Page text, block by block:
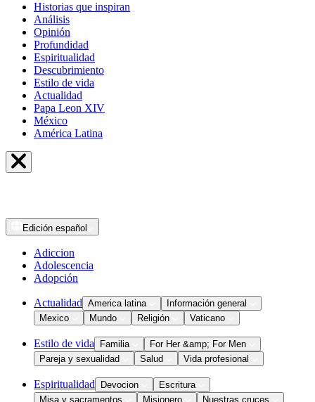
Historias que inspiran
Análisis
Opinión
Profundidad
Espiritualidad
Descubrimiento
Estilo de vida
Actualidad
Papa Leon XIV
México
América Latina
Edición español
Adiccion
Adolescencia
Adopción
Actualidad America latina
Información general
Mexico
Mundo Religión Vaticano
Estilo de vida Familia
For Her &amp; For Men
Pareja y sexualidad
Salud Vida profesional
Espiritualidad Devocion
Escritura
Misa y sacramentos
Misionero
Nuestras cruces